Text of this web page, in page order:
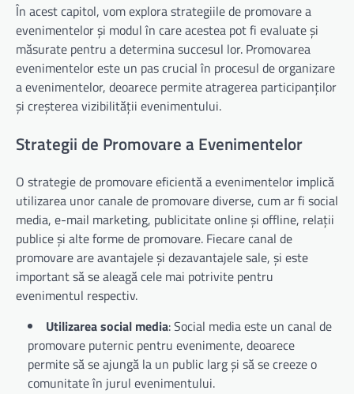
În acest capitol, vom explora strategiile de promovare a
evenimentelor și modul în care acestea pot fi evaluate și
măsurate pentru a determina succesul lor. Promovarea
evenimentelor este un pas crucial în procesul de organizare
a evenimentelor, deoarece permite atragerea participanților
și creșterea vizibilității evenimentului.
Strategii de Promovare a Evenimentelor
O strategie de promovare eficientă a evenimentelor implică
utilizarea unor canale de promovare diverse, cum ar fi social
media, e-mail marketing, publicitate online și offline, relații
publice și alte forme de promovare. Fiecare canal de
promovare are avantajele și dezavantajele sale, și este
important să se aleagă cele mai potrivite pentru
evenimentul respectiv.
Utilizarea social media: Social media este un canal de
promovare puternic pentru evenimente, deoarece
permite să se ajungă la un public larg și să se creeze o
comunitate în jurul evenimentului.